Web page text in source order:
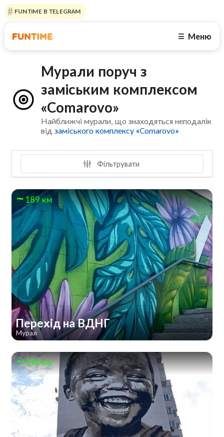
FUNTIME В TELEGRAM
☰ Меню
Мурали поруч з
заміським комплексом
«Comarovo»
Найближчі мурали, що знаходяться неподалік
відзаміського комплексу «Comarovo»
Фільтрувати
189 км
Перехід на ВДНГ
Мурал
194 км